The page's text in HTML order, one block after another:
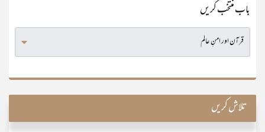
باب منتخب کریں
تلاش کریں